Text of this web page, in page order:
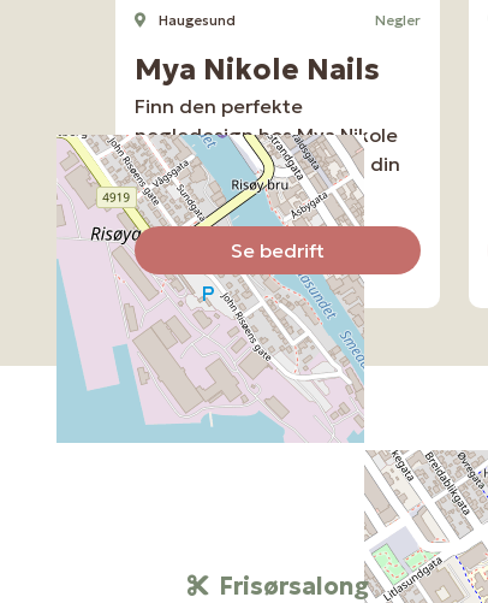
Haugesund Negler
Mya Nikole Nails
Finn den perfekte
negledesign hos Mya Nikole
Nails i Haugesund. Bestill din
time nå!
Se bedrift
Frisørsalong